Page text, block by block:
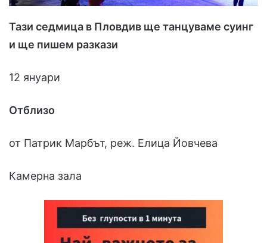
Тази седмица в Пловдив ще танцуваме суинг
и ще пишем разкази
12 януари
Отблизо
от Патрик Марбът, реж. Елица Йовчева
Камерна зала